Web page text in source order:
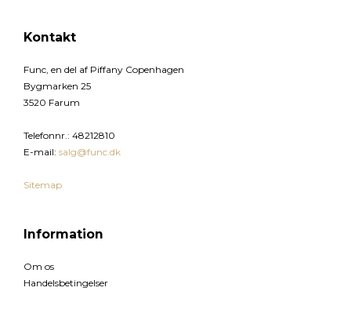
Kontakt
Func, en del af Piffany Copenhagen
Bygmarken 25
3520 Farum
Telefonnr.: 48212810
E-mail: salg@func.dk
Sitemap
Information
Om os
Handelsbetingelser